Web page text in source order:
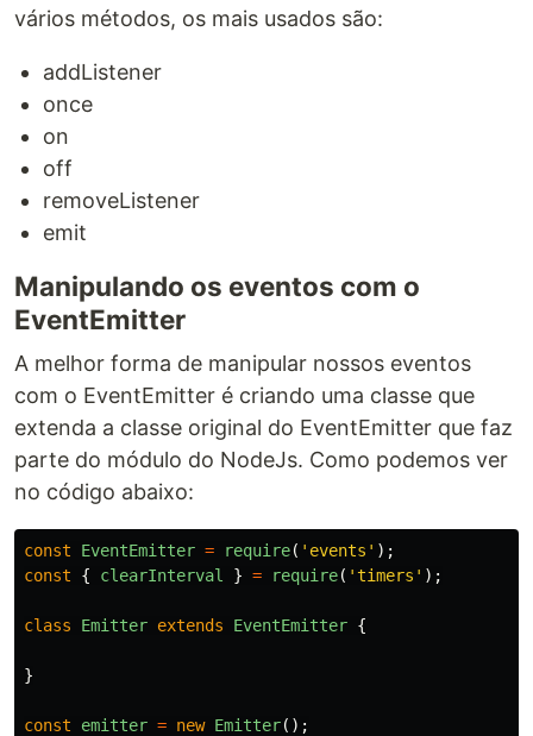
vários métodos, os mais usados são:
addListener
once
on
off
removeListener
emit
Manipulando os eventos com o
EventEmitter
A melhor forma de manipular nossos eventos
com o EventEmitter é criando uma classe que
extenda a classe original do EventEmitter que faz
parte do módulo do NodeJs. Como podemos ver
no código abaixo:
const EventEmitter = require( ' events ' );
const
{ clearInterval } = require( 'timers ' );
class Emitter extends EventEmitter {
}
const emitter = new Emitter();